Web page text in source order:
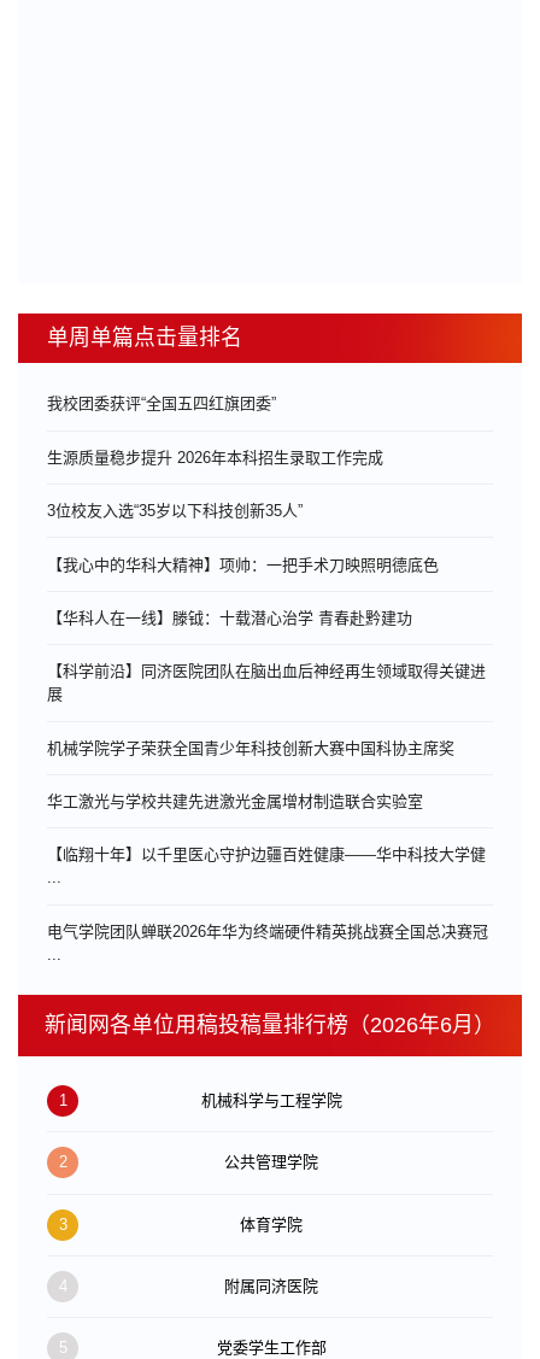
单周单篇点击量排名
我校团委获评“全国五四红旗团委”
生源质量稳步提升 2026年本科招生录取工作完成
3位校友入选“35岁以下科技创新35人”
【我心中的华科大精神】项帅：一把手术刀映照明德底色
【华科人在一线】滕钺：十载潜心治学 青春赴黔建功
【科学前沿】同济医院团队在脑出血后神经再生领域取得关键进
展
机械学院学子荣获全国青少年科技创新大赛中国科协主席奖
华工激光与学校共建先进激光金属增材制造联合实验室
【临翔十年】以千里医心守护边疆百姓健康——华中科技大学健
...
电气学院团队蝉联2026年华为终端硬件精英挑战赛全国总决赛冠
新闻网各单位用稿投稿量排行榜（2026年6月）
1 机械科学与工程学院
2 公共管理学院
3 体育学院
4 附属同济医院
5 党委学生工作部